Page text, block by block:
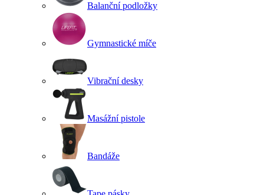
Balanční podložky
Gymnastické míče
Vibrační desky
Masážní pistole
Bandáže